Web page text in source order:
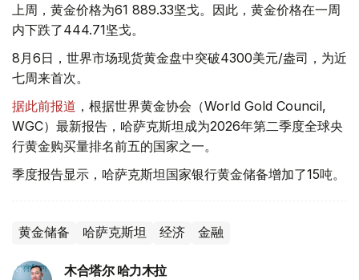
上周，黄金价格为61 889.33坚戈。因此，黄金价格在一周
内下跌了444.71坚戈。
8月6日，世界市场现货黄金盘中突破4300美元/盎司，为近
七周来首次。
据此前报道 ，根据世界黄金协会（World Gold Council,
WGC）最新报告，哈萨克斯坦成为2026年第二季度全球央
行黄金购买量排名前五的国家之一。
季度报告显示，哈萨克斯坦国家银行黄金储备增加了15吨。
黄金储备 哈萨克斯坦 经济 金融
木合塔尔 哈力木拉